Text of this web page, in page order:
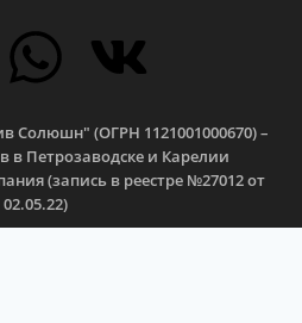
Солюшн" (ОГРН 1121001000670) –
в Петрозаводске и Карелии
(запись в реестре №27012 от
02.05.22)